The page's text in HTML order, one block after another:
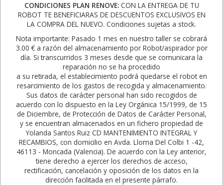
CONDICIONES PLAN RENOVE:CON LA ENTREGA DE TU
ROBOT TE BENEFICIARAS DE DESCUENTOS EXCLUSIVOS EN
LA COMPRA DEL NUEVO. Condiciones sujetas a stock.
Nota importante: Pasado 1 mes en nuestro taller se cobrará
3.00 € a razón del almacenamiento por Robot/aspirador por
día. Si transcurridos 3 meses desde que se comunicara la
reparación no se ha procedido
a su retirada, el establecimiento podrá quedarse el robot en
resarcimiento de los gastos de recogida y almacenamiento.
Sus datos de carácter personal han sido recogidos de
acuerdo con lo dispuesto en la Ley Orgánica 15/1999, de 15
de Diciembre, de Protección de Datos de Carácter Personal,
y se encuentran almacenados en un fichero propiedad de
Yolanda Santos Ruiz CD MANTENIMIENTO INTEGRAL Y
RECAMBIOS, con domicilio en Avda. Lloma Del Colbi 1 -42,
46113 - Moncada (Valencia). De acuerdo con la Ley anterior,
tiene derecho a ejercer los derechos de acceso,
rectificación, cancelación y oposición de los datos en la
dirección facilitada en el presente párrafo.